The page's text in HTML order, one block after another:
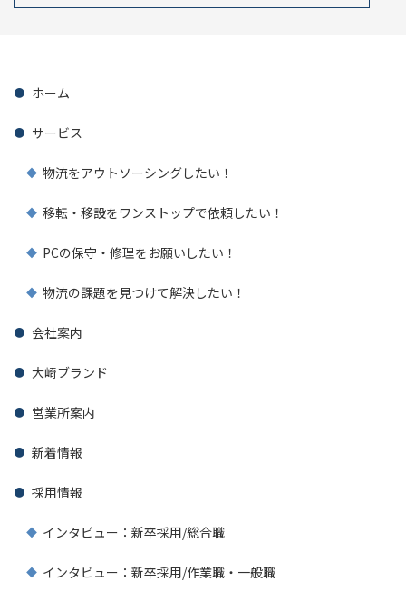
ホーム
サービス
物流をアウトソーシングしたい！
移転・移設をワンストップで依頼したい！
PCの保守・修理をお願いしたい！
物流の課題を見つけて解決したい！
会社案内
大崎ブランド
営業所案内
新着情報
採用情報
インタビュー：新卒採用/総合職
インタビュー：新卒採用/作業職・一般職